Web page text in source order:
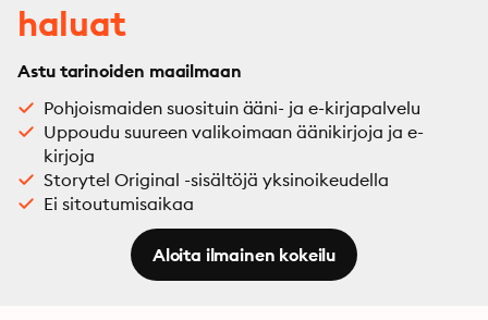
haluat
Astu tarinoiden maailmaan
Pohjoismaiden suosituin ääni- ja e-kirjapalvelu
Uppoudu suureen valikoimaan äänikirjoja ja e-
kirjoja
Storytel Original -sisältöjä yksinoikeudella
Ei sitoutumisaikaa
Aloita ilmainen kokeilu